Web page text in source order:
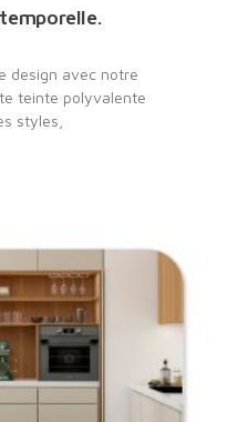
design avec notre
teinte polyvalente
styles,